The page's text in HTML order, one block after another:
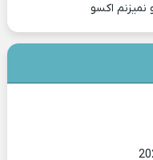
نمیزنم اکسو